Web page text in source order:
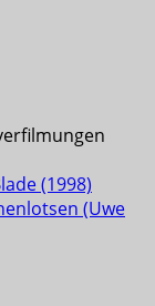
(1998)
(Uwe